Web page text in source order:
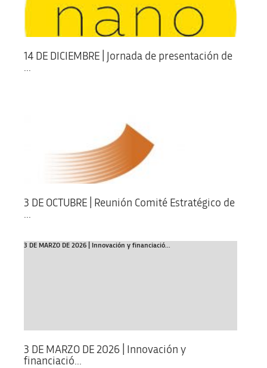
14 DE DICIEMBRE | Jornada de presentación de
...
3 DE OCTUBRE | Reunión Comité Estratégico de
...
3 DE MARZO DE 2026 | Innovación y financiació...
3 DE MARZO DE 2026 | Innovación y
financiació...